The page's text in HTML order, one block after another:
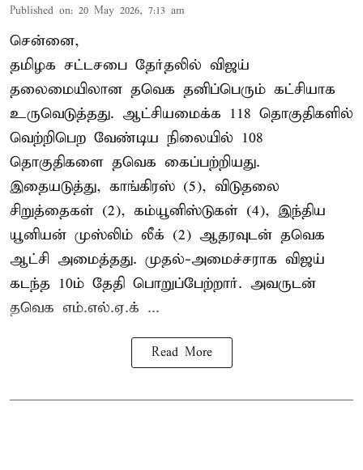
Published on: 20 May 2026, 7:13 am
சென்னை,
தமிழக சட்டசபை தேர்தலில் விஜய்
தலைமையிலான தவெக தனிப்பெரும் கட்சியாக
உருவெடுத்தது. ஆட்சியமைக்க 118 தொகுதிகளில்
வெற்றிபெற வேண்டிய நிலையில் 108
தொகுதிகளை தவெக கைப்பற்றியது.
இதையடுத்து, காங்கிரஸ் (5), விடுதலை
சிறுத்தைகள் (2), கம்யூனிஸ்டுகள் (4), இந்திய
யூனியன் முஸ்லிம் லீக் (2) ஆதரவுடன் தவெக
ஆட்சி அமைத்தது. முதல்-அமைச்சராக விஜய்
கடந்த 10ம் தேதி பொறுப்பேற்றார். அவருடன்
தவெக எம்.எல்.ஏ.க் ...
Read More